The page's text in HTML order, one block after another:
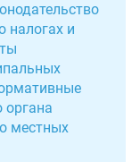
налогах и
органа
местных